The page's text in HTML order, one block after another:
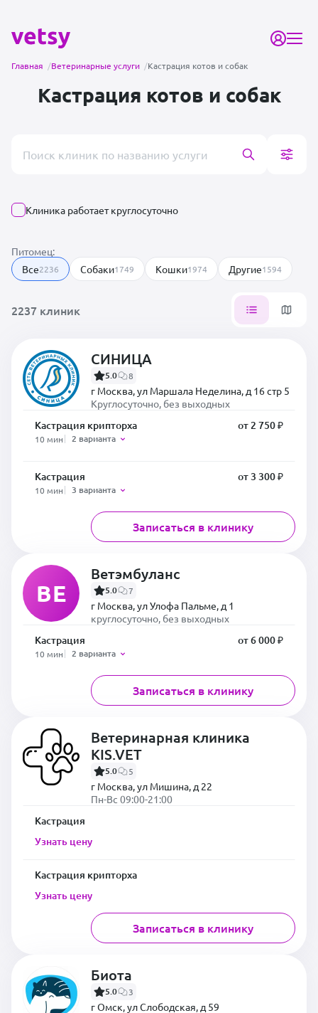
Главная /Ветеринарные услуги /Кастрация котов и собак
Кастрация котов и собак
Клиника работает круглосуточно
Питомец:
Все2236 Собаки1749 Кошки1974 Другие1594
2237 клиник
СИНИЦА
5.0 8
г Москва, ул Маршала Неделина, д 16 стр 5
Круглосуточно, без выходных
Кастрация крипторха
10 мин 2 варианта
от 2 750 ₽
Кастрация
10 мин 3 варианта
от 3 300 ₽
Записаться в клинику
ВЕ
Ветэмбуланс
5.0 7
г Москва, ул Улофа Пальме, д 1
круглосуточно, без выходных
Кастрация
10 мин 2 варианта
от 6 000 ₽
Записаться в клинику
Ветеринарная клиника
KIS.VET
5.0 5
г Москва, ул Мишина, д 22
Пн-Вс 09:00-21:00
Кастрация
Узнать цену
Кастрация крипторха
Узнать цену
Записаться в клинику
Биота
5.0 3
г Омск, ул Слободская, д 59